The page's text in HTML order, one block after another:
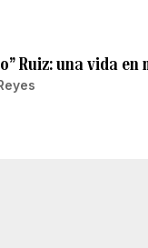
Ruiz: una vida